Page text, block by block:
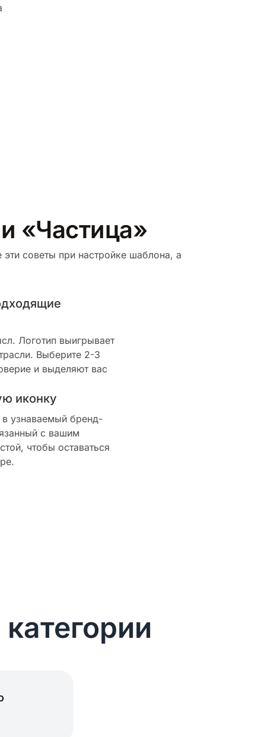
«Частица»
советы при настройке шаблона, а
Логотип выигрывает
Выберите 2-3
и выделяют вас
иконку
в узнаваемый бренд-
с вашим
чтобы оставаться